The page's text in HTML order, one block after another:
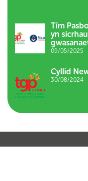
Tîm
yn
09/05/2025
Cyllid
30/08/2024